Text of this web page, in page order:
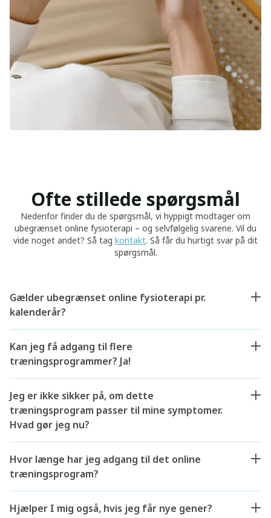
Ofte stillede spørgsmål
Nedenfor finder du de spørgsmål, vi hyppigt modtager om
ubegrænset online fysioterapi – og selvfølgelig svarene. Vil du
vide noget andet? Så tag kontakt. Så får du hurtigt svar på dit
spørgsmål.
Gælder ubegrænset online fysioterapi pr.
kalenderår?
Kan jeg få adgang til flere
træningsprogrammer? Ja!
Jeg er ikke sikker på, om dette
træningsprogram passer til mine symptomer.
Hvad gør jeg nu?
Hvor længe har jeg adgang til det online
træningsprogram?
Hjælper I mig også, hvis jeg får nye gener?